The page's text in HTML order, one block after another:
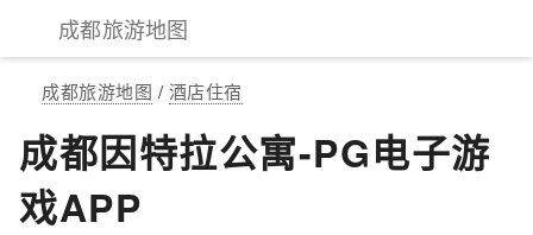
成都旅游地图
成都旅游地图 / 酒店住宿
成都因特拉公寓-PG电子游
戏APP